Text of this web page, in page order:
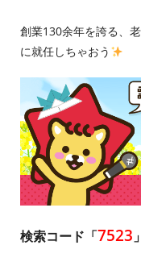
創業130余年を誇る、
に就任しちゃおう
検索コード「7523」